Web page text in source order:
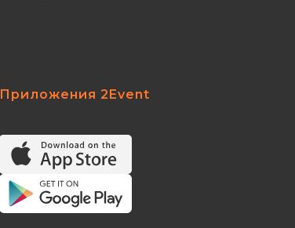
Приложения 2Event